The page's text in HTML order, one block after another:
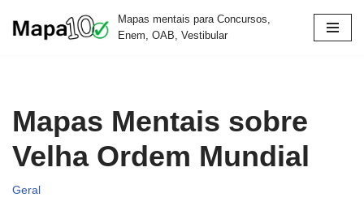
Mapas mentais para Concursos,
Enem, OAB, Vestibular
Mapas Mentais sobre
Velha Ordem Mundial
Geral